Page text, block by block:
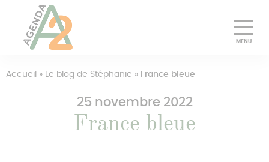
Découvrir
Essayer gratuitement
Pourquoi choisir Agenda A2
Accueil » Le blog de Stéphanie » France bleue
25 novembre 2022
France bleue